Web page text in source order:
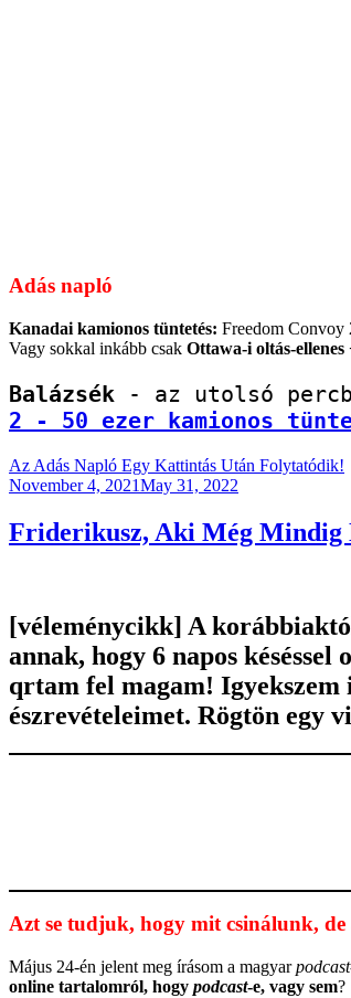
Adás napló
Kanadai kamionos tüntetés: Freedom Convoy
Vagy sokkal inkább csak Ottawa-i oltás-ellenes
Balázsék
2 - 50 ezer kamionos
Az Adás Napló Egy Kattintás Után Folytatódik!
Posted
November 4, 2021May 31, 2022
Friderikusz, Aki Még Mindig
[véleménycikk] A
annak, hogy 6 napos
qrtam fel magam! Igyekszem
észrevételeimet. Rögtön egy
Azt se tudjuk, hogy mit csinálunk, de
Május 24-én jelent meg írásom a magyarpodcast
online tartalomról, hogy podcast-e, vagy sem?